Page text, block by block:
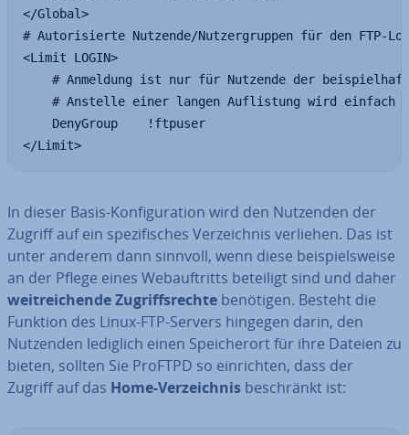
</Global>
# Autorisierte Nutzende/Nutzergruppen für den FTP-
<Limit LOGIN>
# Anmeldung ist nur für Nutzende der
# Anstelle einer langen Auflistung wird einfach
    DenyGroup    !ftpuser
</Limit>
In dieser Basis-Kon­fi­gu­ra­ti­on wird den Nutzenden der
Zugriff auf ein spe­zi­fi­sches Ver­zeich­nis verliehen. Das ist
unter anderem dann sinnvoll, wenn diese bei­spiels­wei­se
an der Pflege eines Web­auf­tritts beteiligt sind und daher
weit­rei­chen­de Zu­griffs­rech­te benötigen. Besteht die
Funktion des Linux-FTP-Servers hingegen darin, den
Nutzenden lediglich einen Spei­cher­ort für ihre Dateien zu
bieten, sollten Sie ProFTPD so ein­rich­ten, dass der
Zugriff auf das Home-Ver­zeich­nis be­schränkt ist: